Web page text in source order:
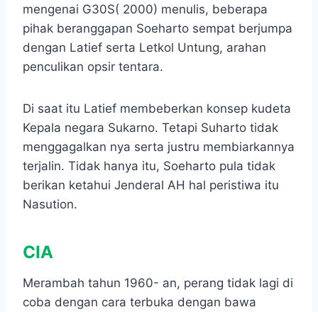
mengenai G30S( 2000) menulis, beberapa
pihak beranggapan Soeharto sempat berjumpa
dengan Latief serta Letkol Untung, arahan
penculikan opsir tentara.
Di saat itu Latief membeberkan konsep kudeta
Kepala negara Sukarno. Tetapi Suharto tidak
menggagalkan nya serta justru membiarkannya
terjalin. Tidak hanya itu, Soeharto pula tidak
berikan ketahui Jenderal AH hal peristiwa itu
Nasution.
CIA
Merambah tahun 1960- an, perang tidak lagi di
coba dengan cara terbuka dengan bawa